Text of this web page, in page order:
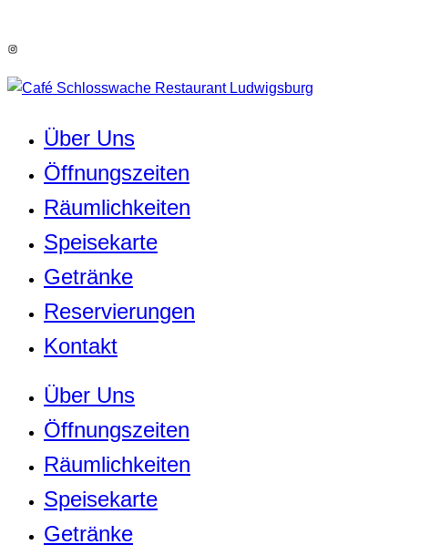
Instagram
Über Uns
Öffnungszeiten
Räumlichkeiten
Speisekarte
Getränke
Reservierungen
Kontakt
Über Uns
Öffnungszeiten
Räumlichkeiten
Speisekarte
Getränke